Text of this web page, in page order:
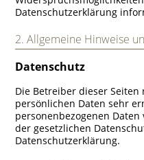
Datenschutzerklärung
2. Allgemeine Hinweise
Datenschutz
Die Betreiber dieser
persönlichen Daten sehr
personenbezogenen
der gesetzlichen
Datenschutzerklärung.